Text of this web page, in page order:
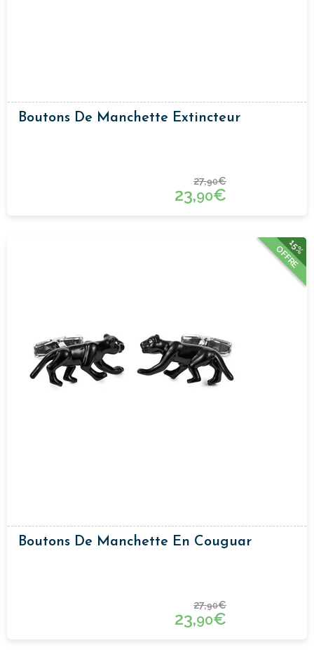
Boutons De Manchette Extincteur
27,90€
23,90€
15%
OFFRE
Boutons De Manchette En Couguar
27,90€
23,90€